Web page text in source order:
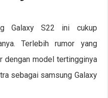
Galaxy S22 ini cukup
Terlebih rumor yang
dengan model tertingginya
sebagai samsung Galaxy